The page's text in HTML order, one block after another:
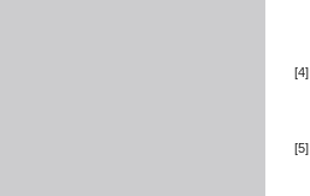
[4]
[5]